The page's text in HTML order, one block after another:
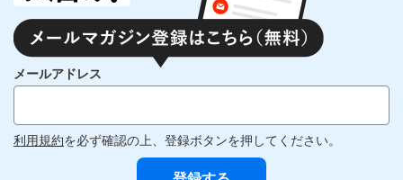
メールアドレス
利用規約を必ず確認の上、登録ボタンを押してください。